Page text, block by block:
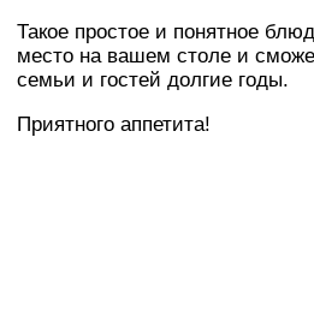
Такое простое и понятное
место на вашем столе и
семьи и гостей долгие годы.
Приятного аппетита!